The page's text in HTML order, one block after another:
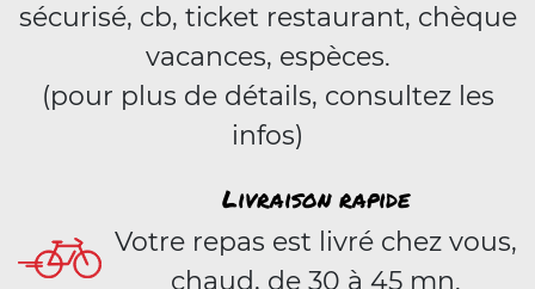
sécurisé, cb, ticket restaurant, chèque
vacances, espèces.
(pour plus de détails, consultez les
infos)
Livraison rapide
Votre repas est livré chez vous,
chaud, de 30 à 45 mn.